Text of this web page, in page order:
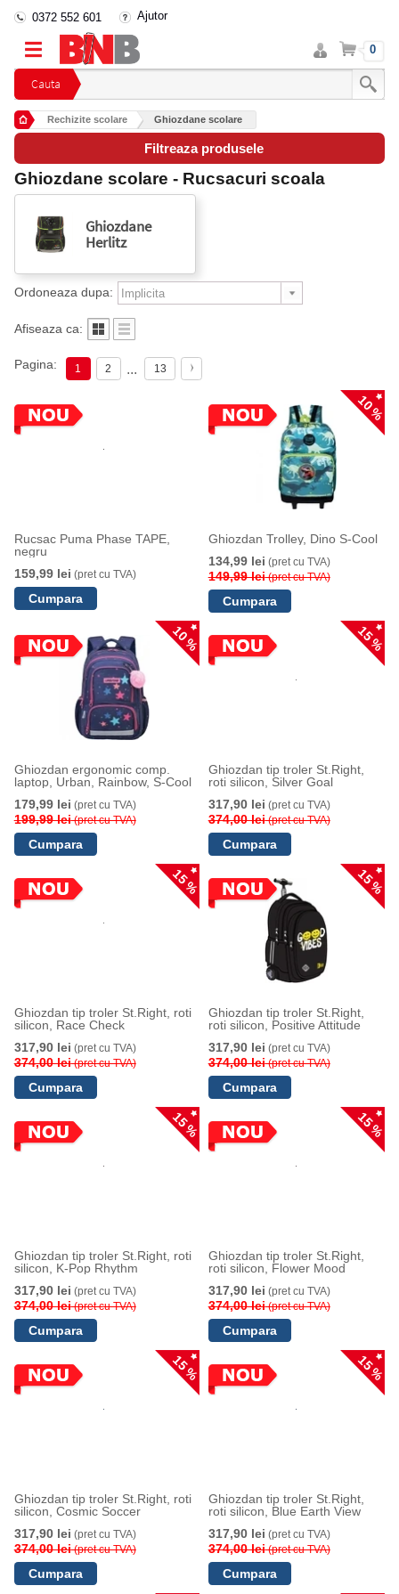
Cauta
0372 552 601 Ajutor
Intra
in
cont
Cos 0
Rechizite scolare Ghiozdane scolare
Filtreaza produsele
Ghiozdane scolare - Rucsacuri scoala
Ghiozdane
Herlitz
Ordoneaza dupa:
Afiseaza ca:
Pagina: 1 2 ... 13
Rucsac Puma Phase TAPE,
negru
159,99 lei (pret cu TVA)
10 %
Ghiozdan Trolley, Dino S-Cool
134,99 lei (pret cu TVA)
149,99 lei(pret cu TVA)
10 %
Ghiozdan ergonomic comp.
laptop, Urban, Rainbow, S-Cool
179,99 lei (pret cu TVA)
199,99 lei(pret cu TVA)
15 %
Ghiozdan tip troler St.Right,
roti silicon, Silver Goal
317,90 lei (pret cu TVA)
374,00 lei(pret cu TVA)
15 %
Ghiozdan tip troler St.Right, roti
silicon, Race Check
317,90 lei (pret cu TVA)
374,00 lei(pret cu TVA)
15 %
Ghiozdan tip troler St.Right,
roti silicon, Positive Attitude
317,90 lei (pret cu TVA)
374,00 lei(pret cu TVA)
15 %
Ghiozdan tip troler St.Right, roti
silicon, K-Pop Rhythm
317,90 lei (pret cu TVA)
374,00 lei(pret cu TVA)
15 %
Ghiozdan tip troler St.Right,
roti silicon, Flower Mood
317,90 lei (pret cu TVA)
374,00 lei(pret cu TVA)
15 %
Ghiozdan tip troler St.Right, roti
silicon, Cosmic Soccer
317,90 lei (pret cu TVA)
374,00 lei(pret cu TVA)
15 %
Ghiozdan tip troler St.Right,
roti silicon, Blue Earth View
317,90 lei (pret cu TVA)
374,00 lei(pret cu TVA)